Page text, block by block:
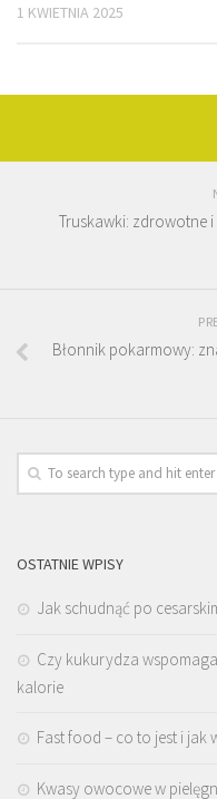
1 KWIETNIA 2025
Truskawki: zdrowotne
Błonnik pokarmowy:
OSTATNIE WPISY
Jak schudnąć po
Czy kukurydza
kalorie
Fast food – co to jest i jak
Kwasy owocowe w